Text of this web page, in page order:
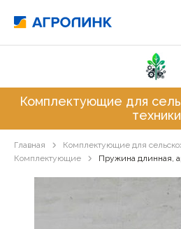
Комплектующие для
техники
Главная
Комплектующие для
Комплектующие
Пружина длинная,